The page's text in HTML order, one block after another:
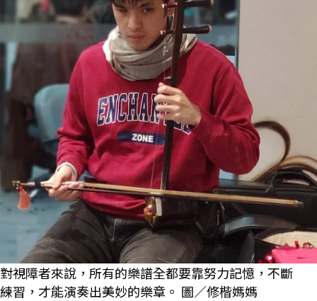
對視障者來說，所有的樂譜全都要靠努力記憶，不斷
練習，才能演奏出美妙的樂章。 圖／修楷媽媽